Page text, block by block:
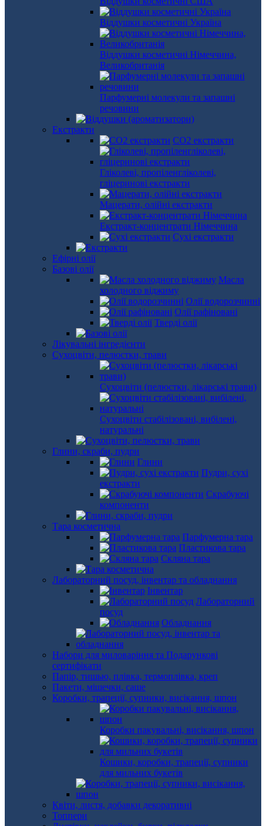
Віддушки косметичні Україна
Віддушки косметичні Німеччина,
Великобританія
Парфумерні молекули та запашні
речовини
Екстракти
СО2 екстракти
Гліколеві, пропіленгліколеві,
гліцеринові екстракти
Мацерати, олійні екстракти
Екстракт-концентрати Німеччина
Сухі екстракти
Ефірні олії
Базові олії
Масла
холодного віджиму
Олії водорозчинні
Олії рафіновані
Тверді олії
Лікувальні інгредієнти
Сухоцвіти, пелюстки, трави
Сухоцвіти (пелюстки, лікарські трави)
Сухоцвіти стабілізовані, вибілені,
натуральні
Глини, скраби, пудри
Глини
Пудри, сухі
екстракти
Скрабуючі
компоненти
Тара косметична
Парфумерна тара
Пластикова тара
Скляна тара
Лабораторний посуд, інвентар та обладнання
Інвентар
Лабораторний
посуд
Обладнання
Набори для миловаріння та Подарункові
сертифікати
Папір, тишью, плівка, термоплівка, креп
Пакети, мішечки, саше
Коробки, трапеції, супники, висікання, шпон
Коробки пакувальні, висікання, шпон
Кошики, коробки, трапеції, супники
для мильних букетів
Квіти, листя, добавки декоративні
Топпери